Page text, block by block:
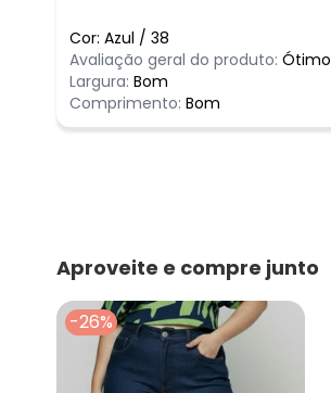
Cor: Azul / 38
Avaliação geral do produto: Ótimo
Largura: Bom
Comprimento: Bom
Aproveite e compre junto
-26%